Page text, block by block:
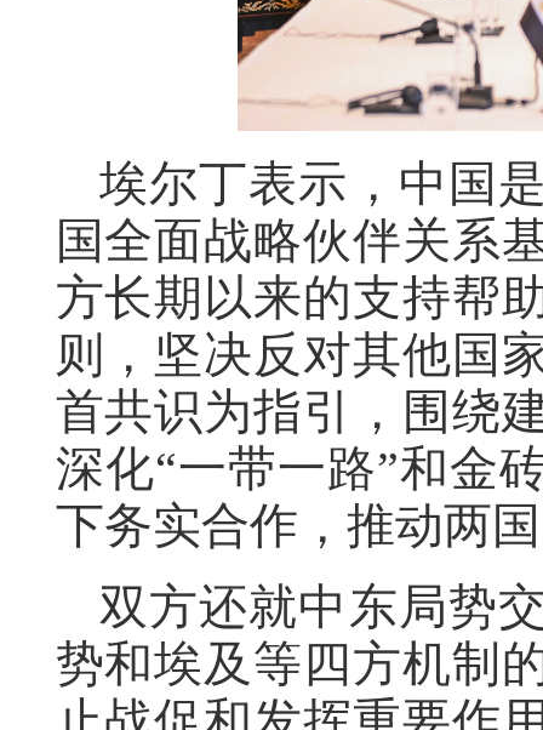
埃尔丁表示，中国
国全面战略伙伴关系
方长期以来的支持帮
则，坚决反对其他国
首共识为指引，围绕
深化“一带一路”和金
下务实合作，推动两
双方还就中东局势
势和埃及等四方机制